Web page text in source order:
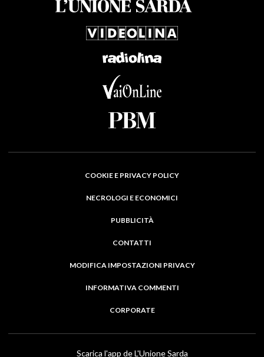
COOKIE E PRIVACY POLICY
NECROLOGI E ECONOMICI
PUBBLICITÀ
CONTATTI
MODIFICA IMPOSTAZIONI PRIVACY
INFORMATIVA COMMENTI
CORPORATE
Scarica l'app de L'Unione Sarda